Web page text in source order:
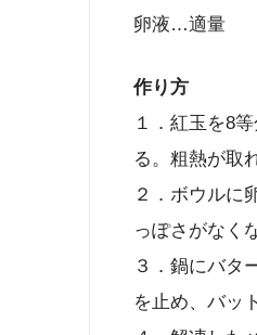
卵液…適量
作り方
１．紅玉を8
る。粗熱が取
２．ボウルに
っぽさがなく
３．鍋にバタ
を止め、バッ